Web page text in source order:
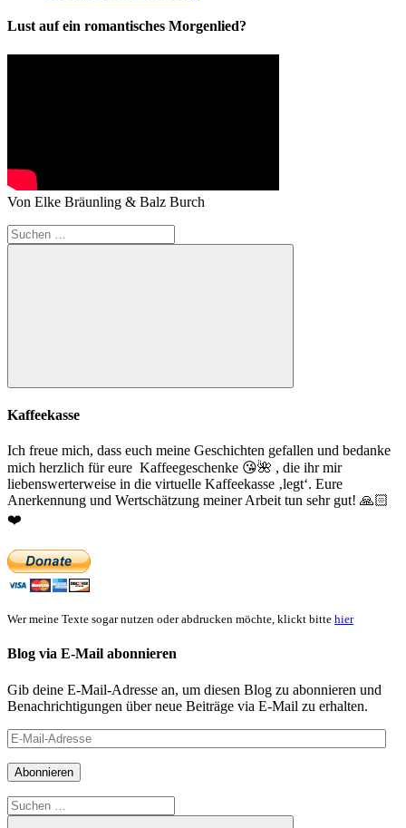
Lust auf ein romantisches Morgenlied?
Von Elke Bräunling & Balz Burch
Suchen
nach:
Suchen
Kaffeekasse
Ich freue mich, dass euch meine Geschichten gefallen und bedanke
mich herzlich für eure Kaffeegeschenke 😘🌺 , die ihr mir
liebenswerterweise in die virtuelle Kaffeekasse ‚legt‘. Eure
Anerkennung und Wertschätzung meiner Arbeit tun sehr gut! 🙏🏻
❤️
Wer meine Texte sogar nutzen oder abdrucken möchte, klickt bitte hier
Blog via E-Mail abonnieren
Gib deine E-Mail-Adresse an, um diesen Blog zu abonnieren und
Benachrichtigungen über neue Beiträge via E-Mail zu erhalten.
E-
Mail-
Adresse
Abonnieren
Suchen
nach: